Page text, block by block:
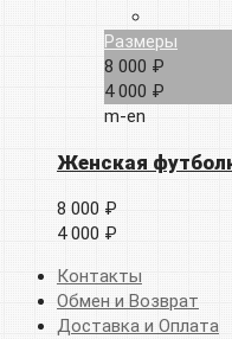
Размеры
8 000 ₽
4 000 ₽
m-en
Женская
8 000 ₽
4 000 ₽
Контакты
Обмен и Возврат
Доставка и Оплата